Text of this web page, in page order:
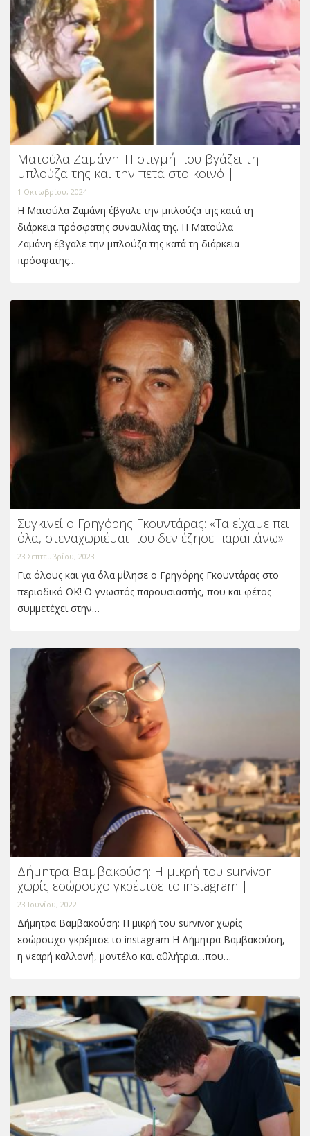
Ματούλα Ζαμάνη: Η στιγμή που βγάζει τη
μπλούζα της και την πετά στο κοινό |
1 Οκτωβρίου, 2024
Η Ματούλα Ζαμάνη έβγαλε την μπλούζα της κατά τη
διάρκεια πρόσφατης συναυλίας της. Η Ματούλα
Ζαμάνη έβγαλε την μπλούζα της κατά τη διάρκεια
πρόσφατης…
Συγκινεί ο Γρηγόρης Γκουντάρας: «Τα είχαμε πει
όλα, στεναχωριέμαι που δεν έζησε παραπάνω»
23 Σεπτεμβρίου, 2023
Για όλους και για όλα μίλησε ο Γρηγόρης Γκουντάρας στο
περιοδικό ΟΚ! Ο γνωστός παρουσιαστής, που και φέτος
συμμετέχει στην…
Δήμητρα Βαμβακούση: Η μικρή του survivor
χωρίς εσώρουχο γκρέμισε το instagram |
23 Ιουνίου, 2022
Δήμητρα Βαμβακούση: Η μικρή του survivor χωρίς
εσώρουχο γκρέμισε το instagram H Δήμητρα Βαμβακούση,
η νεαρή καλλονή, μοντέλο και αθλήτρια…που…